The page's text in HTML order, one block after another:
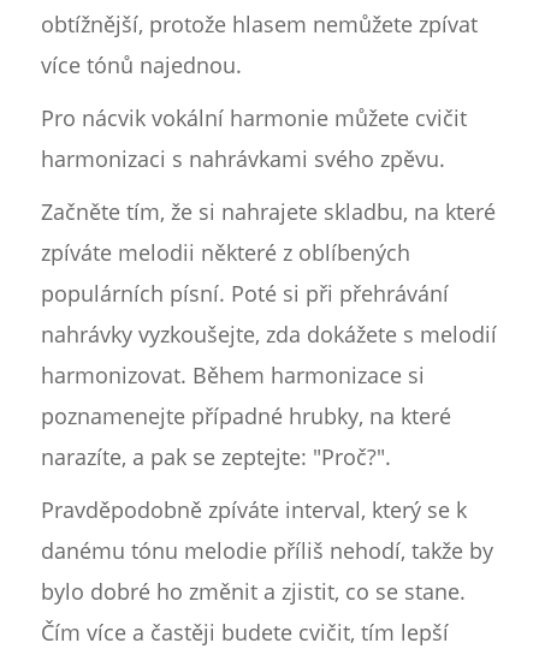
obtížnější, protože hlasem nemůžete zpívat
více tónů najednou.
Pro nácvik vokální harmonie můžete cvičit
harmonizaci s nahrávkami svého zpěvu.
Začněte tím, že si nahrajete skladbu, na které
zpíváte melodii některé z oblíbených
populárních písní. Poté si při přehrávání
nahrávky vyzkoušejte, zda dokážete s melodií
harmonizovat. Během harmonizace si
poznamenejte případné hrubky, na které
narazíte, a pak se zeptejte: "Proč?".
Pravděpodobně zpíváte interval, který se k
danému tónu melodie příliš nehodí, takže by
bylo dobré ho změnit a zjistit, co se stane.
Čím více a častěji budete cvičit, tím lepší